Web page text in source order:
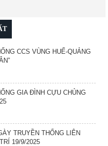
CCS VÙNG HUẾ-QUẢNG
GIA ĐÌNH CỰU CHỦNG
TRUYỀN THỐNG LIÊN
19/9/2025